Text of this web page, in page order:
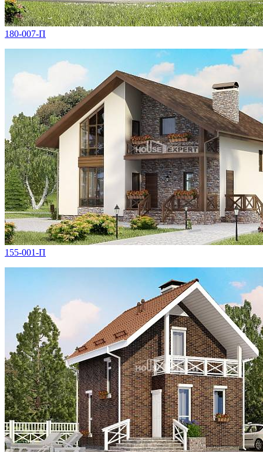
180-007-П
155-001-П